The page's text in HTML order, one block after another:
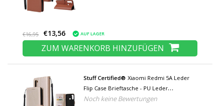
€16,95 €13,56 AUF LAGER
ZUM WARENKORB HINZUFÜGEN
Stuff Certified® Xiaomi Redmi 5A Leder
Flip Case Brieftasche - PU Leder
Brieftasche Abdeckung Cas Case Gold
Noch keine Bewertungen